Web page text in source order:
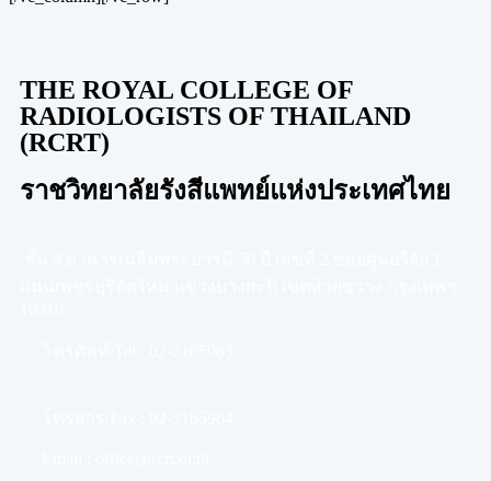
THE ROYAL COLLEGE OF
RADIOLOGISTS OF THAILAND
(RCRT)
ราชวิทยาลัยรังสีแพทย์แห่งประเทศไทย